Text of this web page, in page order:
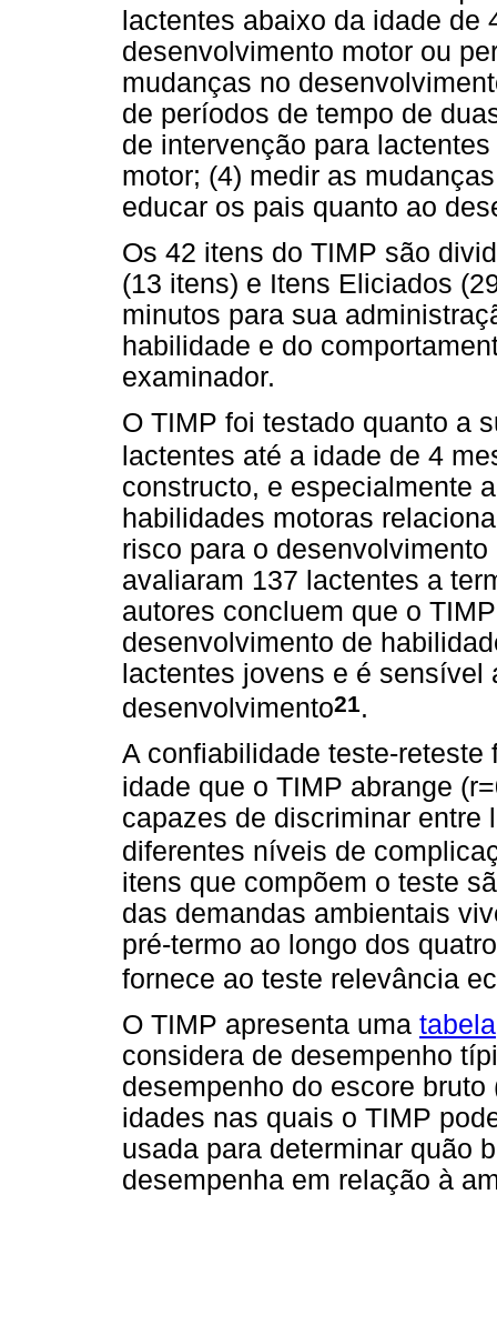
lactentes abaixo da idade de
desenvolvimento motor ou
mudanças no
de períodos de tempo de
de intervenção para
motor; (4) medir as
educar os pais quanto ao
Os 42 itens do TIMP são
(13 itens) e Itens Eliciados
minutos para sua
habilidade e do
examinador.
O TIMP foi testado quanto a
lactentes até a idade de 4
constructo, e especialmente
habilidades motoras
risco para o
avaliaram 137 lactentes a
autores concluem que o
desenvolvimento de
lactentes jovens e é
desenvolvimento21.
A confiabilidade teste-
idade que o TIMP abrange
capazes de discriminar entre
diferentes níveis de
itens que compõem o teste
das demandas ambientais
pré-termo ao longo dos
fornece ao teste relevância
O TIMP apresenta uma tabela
considera de desempenho
desempenho do escore
idades nas quais o TIMP
usada para determinar quão
desempenha em relação à